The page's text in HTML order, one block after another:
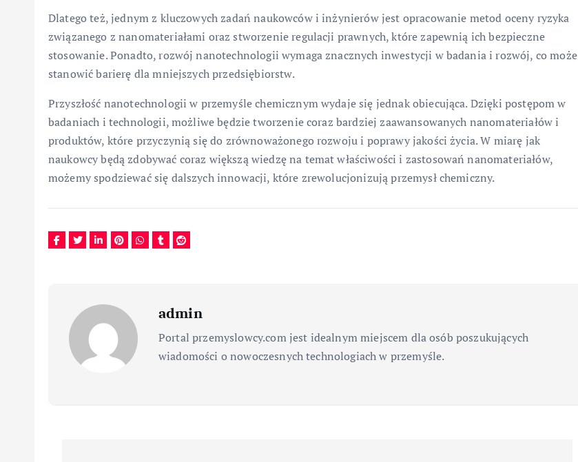
Dlatego też, jednym z kluczowych zadań naukowców i inżynierów jest opracowanie metod oceny ryzyka
związanego z nanomateriałami oraz stworzenie regulacji prawnych, które zapewnią ich bezpieczne
stosowanie. Ponadto, rozwój nanotechnologii wymaga znacznych inwestycji w badania i rozwój, co może
stanowić barierę dla mniejszych przedsiębiorstw.
Przyszłość nanotechnologii w przemyśle chemicznym wydaje się jednak obiecująca. Dzięki postępom w
badaniach i technologii, możliwe będzie tworzenie coraz bardziej zaawansowanych nanomateriałów i
produktów, które przyczynią się do zrównoważonego rozwoju i poprawy jakości życia. W miarę jak
naukowcy będą zdobywać coraz większą wiedzę na temat właściwości i zastosowań nanomateriałów,
możemy spodziewać się dalszych innowacji, które zrewolucjonizują przemysł chemiczny.
admin
Portal przemyslowcy.com jest idealnym miejscem dla osób poszukujących
wiadomości o nowoczesnych technologiach w przemyśle.